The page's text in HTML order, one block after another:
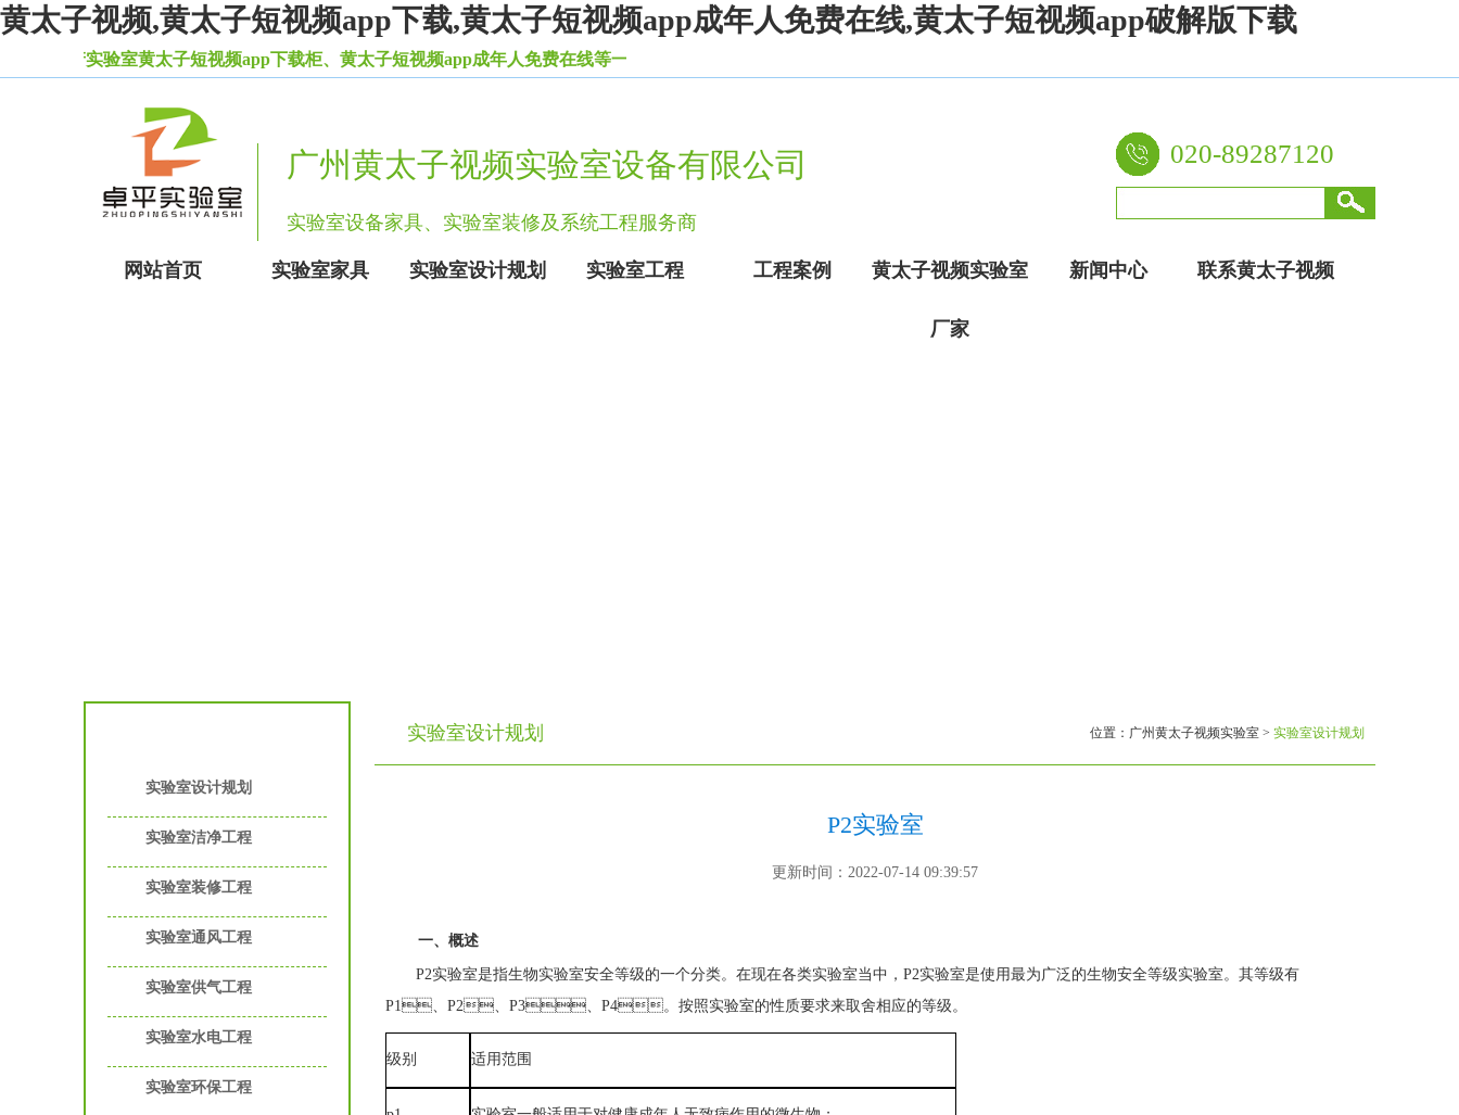
黄太子视频,黄太子短视频app下载,黄太子短视频app成年人免费在线,黄太子短视频app破解版下载
室黄太子短视频app下载柜、黄太子短视频app成年人免费在线等一系列实验室设备家具。
广州黄太子视频实验室设备有限公司
实验室设备家具、实验室装修及系统工程服务商
020-89287120
网站首页 实验室家具 实验室设计规划 实验室工程 工程案例 黄太子视频实验室
厂家
新闻中心 联系黄太子视频
实验室设计规划
实验室洁净工程
实验室装修工程
实验室通风工程
实验室供气工程
实验室水电工程
实验室环保工程
位置： 广州黄太子视频实验室 > 实验室设计规划
实验室设计规划
P2实验室
更新时间：2022-07-14 09:39:57
一、概述
P2实验室是指生物实验室安全等级的一个分类。在现在各类实验室当中， P2实验室是使用最为广泛的生物安全等级实验室。其等级有
P1、 P2、 P3、 P4。按照实验室的性质要求来取舍相应的等级。
级别 适用范围